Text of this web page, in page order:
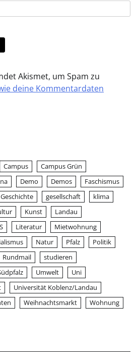
Akismet, um Spam zu
deine Kommentardaten
Campus
Campus Grün
Demo Demos
Faschismus
Geschichte gesellschaft
klima
Kunst
Landau
Literatur
Mietwohnung
Natur Pfalz
Politik
Rundmail
studieren
Umwelt
Uni
Universität Koblenz/Landau
Weihnachtsmarkt
Wohnung